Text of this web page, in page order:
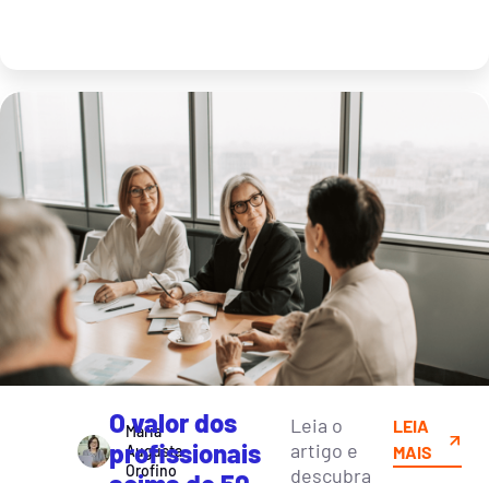
Maria
Augusta
Orofino
O valor dos
profissionais
Leia o
artigo e
descubra
LEIA
MAIS